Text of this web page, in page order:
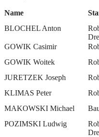
Name
BLOCHEL Anton
GOWIK Casimir
GOWIK Woitek
JURETZEK Joseph
KLIMAS Peter
MAKOWSKI Michael
POZIMSKI Ludwig